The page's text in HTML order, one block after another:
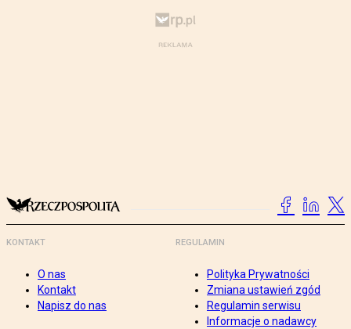
KONTAKT
O nas
Kontakt
Napisz do nas
REGULAMIN
Polityka Prywatności
Zmiana ustawień zgód
Regulamin serwisu
Informacje o nadawcy